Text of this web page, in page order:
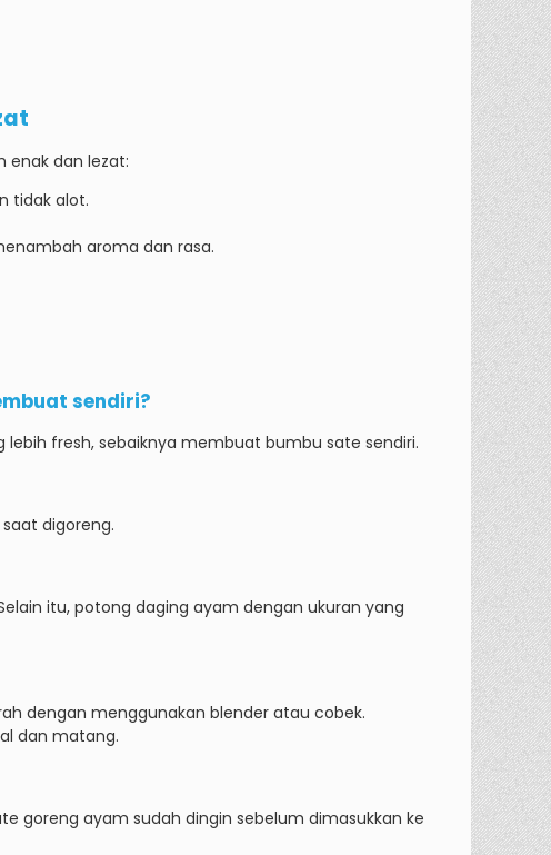
enak dan lezat:
tidak alot.
aroma dan rasa.
sendiri?
fresh, sebaiknya membuat bumbu sate sendiri.
digoreng.
itu, potong daging ayam dengan ukuran yang
dengan menggunakan blender atau cobek.
dan matang.
goreng ayam sudah dingin sebelum dimasukkan ke